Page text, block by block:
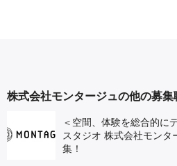
株式会社モンタージュの他の募集
＜空間、体験を総合的に
スタジオ 株式会社モンタ
集！